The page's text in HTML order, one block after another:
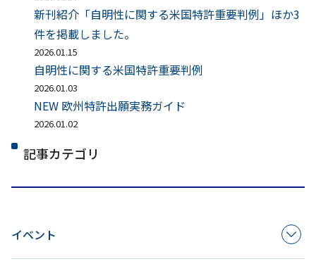
新刊紹介「自明性に関する米国特許重要判例」ほか3
件を掲載しました。
2026.01.15
自明性に関する米国特許重要判例
2026.01.03
NEW 欧州特許出願実務ガイド
2026.01.02
記事カテゴリ
イベント